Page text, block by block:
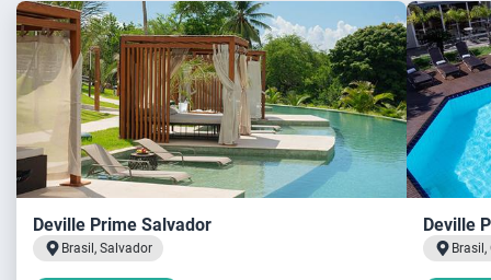
Deville Prime Salvador
Brasil, Salvador
Deville